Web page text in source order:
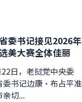
委书记接见2026年
美大赛全体佳丽
日，老挝党中央委
委书记边康·布占平准
切...